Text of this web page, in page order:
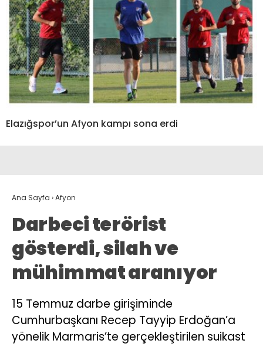
Elazığspor’un Afyon kampı sona erdi
Ana Sayfa ›Afyon
Darbeci terörist
gösterdi, silah ve
mühimmat aranıyor
15 Temmuz darbe girişiminde
Cumhurbaşkanı Recep Tayyip Erdoğan’a
yönelik Marmaris’te gerçekleştirilen suikast